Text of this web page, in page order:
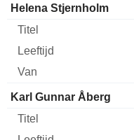
Bedrijfsleider Titel
Helena Stjernholm
Karl Gunnar Åberg